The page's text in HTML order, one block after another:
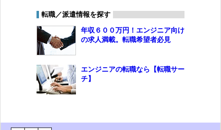
転職／派遣情報を探す
年収６００万円！エンジニア向け
の求人満載。転職希望者必見
エンジニアの転職なら【転職サー
チ】